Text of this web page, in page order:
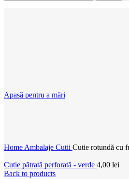
Apasă pentru a mări
Home Ambalaje Cutii Cutie rotundă cu
Cutie pătrată perforată - verde 4,00 lei
Back to products